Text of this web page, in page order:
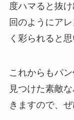
度ハマると抜
回のようにア
く彩られると思
これからもパ
見つけた素敵
きますので、